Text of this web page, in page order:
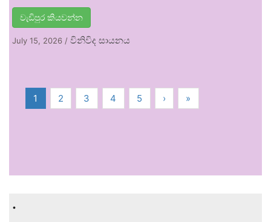
වැඩිපුර කියවන්න
July 15, 2026 / විනිවිද සායනය
1 2 3 4 5 › »
.